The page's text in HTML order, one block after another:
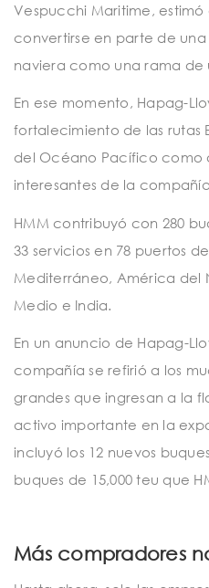
Vespucchi Maritime,
convertirse en parte de
naviera como una rama de
En ese momento, Hapag-
fortalecimiento de las rutas
del Océano Pacífico como
interesantes de la
HMM contribuyó con 280
33 servicios en 78 puertos
Mediterráneo, América del
Medio e India.
En un anuncio de Hapag-
compañía se refirió a los
grandes que ingresan a la
activo importante en la
incluyó los 12 nuevos
buques de 15,000 teu que
Más compradores